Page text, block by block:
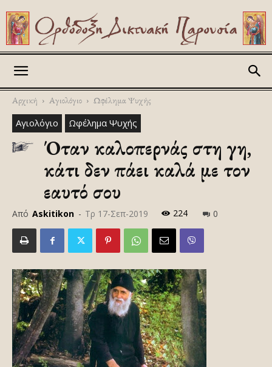
Αρχική Αγιολόγιο Ωφέλημα Ψυχής
Αγιολόγιο Ωφέλημα Ψυχής
Όταν καλοπερνάς στη γη,
κάτι δεν πάει καλά με τον
εαυτό σου
Από Askitikon - Τρ 17-Σεπ-2019 224 0